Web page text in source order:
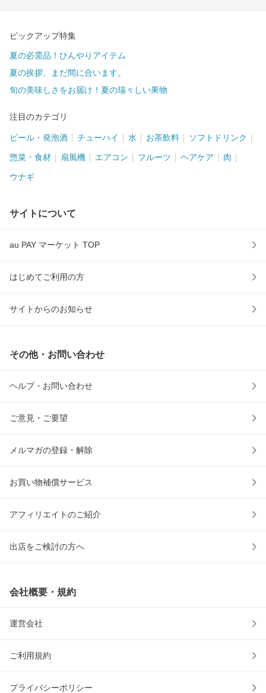
ピックアップ特集
夏の必需品！ひんやりアイテム
夏の挨拶、まだ間に合います。
旬の美味しさをお届け！夏の瑞々しい果物
注目のカテゴリ
ビール・発泡酒 チューハイ 水 お茶飲料 ソフトドリンク
惣菜・食材 扇風機 エアコン フルーツ ヘアケア 肉
ウナギ
サイトについて
au PAY マーケット TOP
はじめてご利用の方
サイトからのお知らせ
その他・お問い合わせ
ヘルプ・お問い合わせ
ご意見・ご要望
メルマガの登録・解除
お買い物補償サービス
アフィリエイトのご紹介
出店をご検討の方へ
会社概要・規約
運営会社
ご利用規約
プライバシーポリシー